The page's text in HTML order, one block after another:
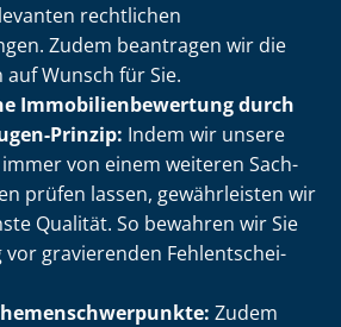
rechtlichen
Zudem beantragen wir die
Wunsch für Sie.
Im­mo­bi­li­en­be­wer­tung durch
Prinzip: Indem wir unsere
von einem weiteren Sach­
prüfen lassen, gewährleisten wir
Qualität. So bewahren wir Sie
vor gravierenden Fehl­ent­schei­
Zudem